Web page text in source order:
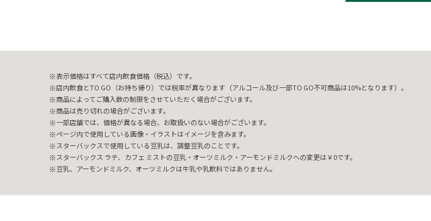
表示価格はすべて店内飲食価格（税込）です。
店内飲食とTO GO（お持ち帰り）では税率が異なります（アルコール及び一部TO GO不可商品は10%となります）。
商品によってご購入数の制限をさせていただく場合がございます。
商品は売り切れの場合がございます。
一部店舗では、価格が異なる場合、お取扱いのない場合がございます。
ページ内で使用している画像・イラストはイメージを含みます。
スターバックスで使用している豆乳は、調整豆乳のことです。
スターバックス ラテ、カフェ ミストの豆乳・オーツミルク・アーモンドミルクへの変更は￥0です。
豆乳、アーモンドミルク、オーツミルクは牛乳や乳飲料ではありません。